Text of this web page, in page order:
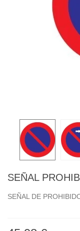
SEÑAL
SEÑAL DE